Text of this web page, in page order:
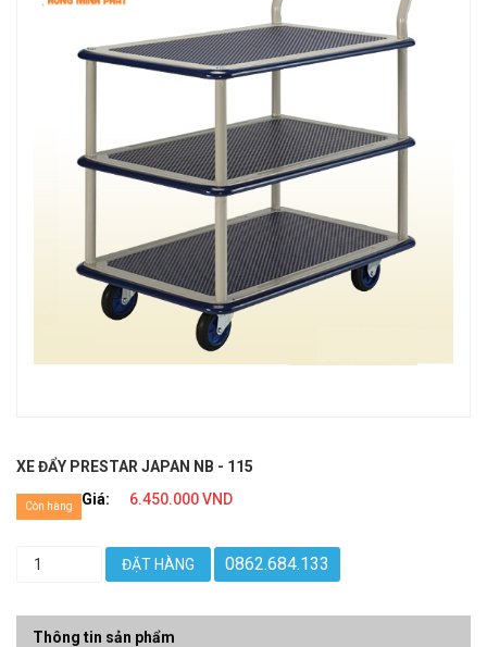
XE ĐẨY PRESTAR JAPAN NB - 115
Giá:
6.450.000 VND
Còn hàng
ĐẶT HÀNG 0862.684.133
Thông tin sản phẩm